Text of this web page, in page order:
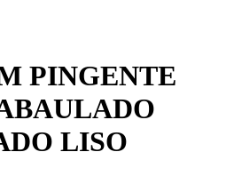
PINGENTE
LISO